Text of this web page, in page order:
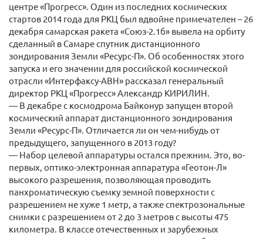
центре «Прогресс». Один из последних космических
стартов 2014 года для РКЦ был вдвойне примечателен – 26
декабря самарская ракета «Союз-2.1б» вывела на орбиту
сделанный в Самаре спутник дистанционного
зондирования Земли «Ресурс-П». Об особенностях этого
запуска и его значении для российской космической
отрасли «Интерфаксу-АВН» рассказал генеральный
директор РКЦ «Прогресс» Александр КИРИЛИН.
— В декабре с космодрома Байконур запущен второй
космический аппарат дистанционного зондирования
Земли «Ресурс-П». Отличается ли он чем-нибудь от
предыдущего, запущенного в 2013 году?
— Набор целевой аппаратуры остался прежним. Это, во-
первых, оптико-электронная аппаратура «Геотон-Л»
высокого разрешения, позволяющая проводить
панхроматическую съемку земной поверхности с
разрешением не хуже 1 метр, а также спектрозональные
снимки с разрешением от 2 до 3 метров с высоты 475
километра. В классе отечественных и зарубежных